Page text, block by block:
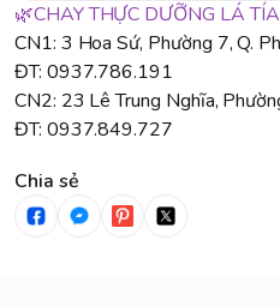
🌿CHAY THỰC DƯỠNG LÁ
CN1: 3 Hoa Sứ, Phường 7, Q.
ĐT: 0937.786.191
CN2: 23 Lê Trung Nghĩa,
ĐT: 0937.849.727
Chia sẻ